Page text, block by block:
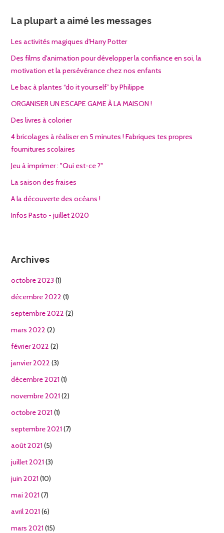
La plupart a aimé les messages
Les activités magiques d'Harry Potter
Des films d'animation pour développer la confiance en soi, la
motivation et la persévérance chez nos enfants
Le bac à plantes “do it yourself” by Philippe
ORGANISER UN ESCAPE GAME À LA MAISON !
Des livres à colorier
4 bricolages à réaliser en 5 minutes ! Fabriques tes propres
fournitures scolaires
Jeu à imprimer : "Qui est-ce ?"
La saison des fraises
A la découverte des océans !
Infos Pasto - juillet 2020
Archives
octobre 2023 (1)
décembre 2022 (1)
septembre 2022 (2)
mars 2022 (2)
février 2022 (2)
janvier 2022 (3)
décembre 2021 (1)
novembre 2021 (2)
octobre 2021 (1)
septembre 2021 (7)
août 2021 (5)
juillet 2021 (3)
juin 2021 (10)
mai 2021 (7)
avril 2021 (6)
mars 2021 (15)